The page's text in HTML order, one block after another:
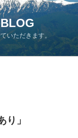
いただきます。
り」